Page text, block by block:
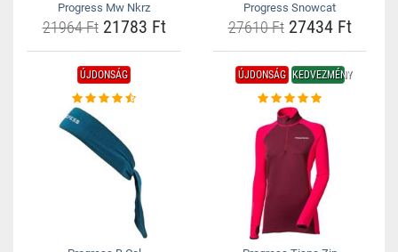
Progress Mw Nkrz
21964 Ft21783 Ft
Progress Snowcat
27610 Ft27434 Ft
ÚJDONSÁG ÚJDONSÁG KEDVEZMÉNY